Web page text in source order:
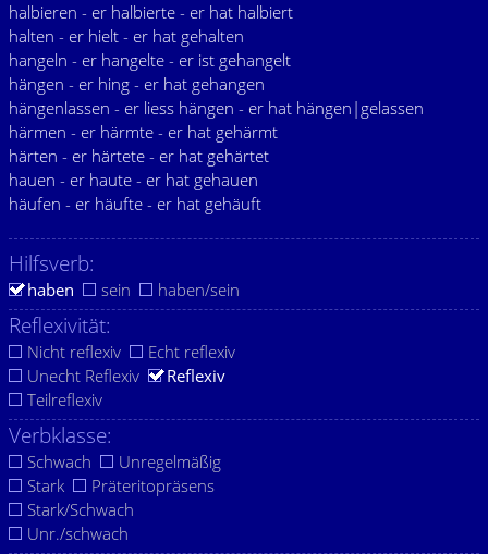
halbieren - er halbierte - er hat halbiert
halten - er hielt - er hat gehalten
hangeln - er hangelte - er ist gehangelt
hängen - er hing - er hat gehangen
hängenlassen - er liess hängen - er hat hängen|gelassen
härmen - er härmte - er hat gehärmt
härten - er härtete - er hat gehärtet
hauen - er haute - er hat gehauen
häufen - er häufte - er hat gehäuft
Hilfsverb:
haben sein haben/sein
Reflexivität:
Nicht reflexiv
Echt reflexiv
Unecht Reflexiv
Reflexiv
Teilreflexiv
Verbklasse:
Schwach
Unregelmäßig
Stark
Präteritopräsens
Stark/Schwach
Unr./schwach